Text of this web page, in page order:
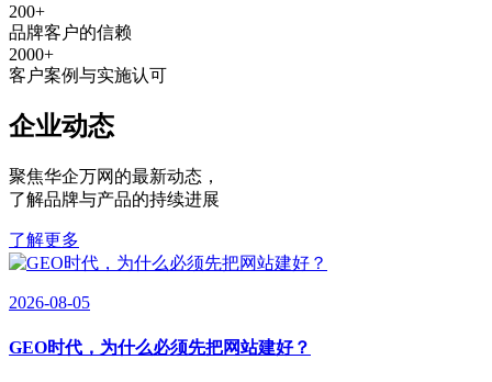
200+
品牌客户的信赖
2000+
客户案例与实施认可
企业动态
聚焦华企万网的最新动态 ，
了解品牌与产品的持续进展
了解更多
2026-08-05
GEO时代，为什么必须先把网站建好？